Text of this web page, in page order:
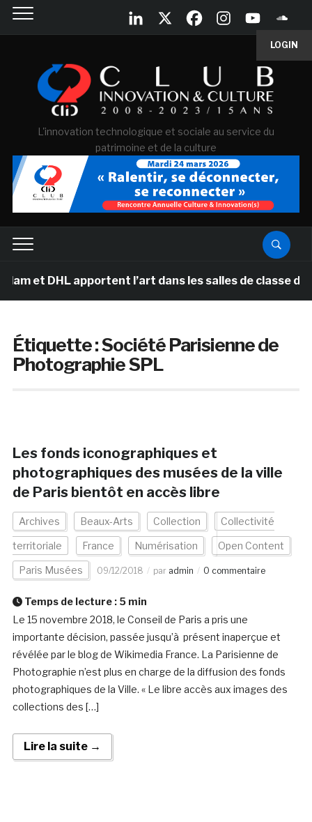
LOGIN
L'innovation technologique et sociale au service du
patrimoine et de la culture
et DHL apportent l’art dans les salles de classe des
Étiquette :Société Parisienne de
Photographie SPL
Les fonds iconographiques et
photographiques des musées de la ville
de Paris bientôt en accès libre
Archives Beaux-Arts Collection Collectivité
territoriale France Numérisation Open Content
Paris Musées 09/12/2018 par admin 0 commentaire
Temps de lecture : 5 min
Le 15 novembre 2018, le Conseil de Paris a pris une
importante décision, passée jusqu’à présent inaperçue et
révélée par le blog de Wikimedia France. La Parisienne de
Photographie n’est plus en charge de la diffusion des fonds
photographiques de la Ville. « Le libre accès aux images des
collections des […]
Lire la suite →